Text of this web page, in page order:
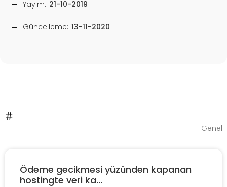
Yayım: 21-10-2019
Güncelleme: 13-11-2020
Genel
Ödeme gecikmesi yüzünden kapanan
hostingte veri ka...